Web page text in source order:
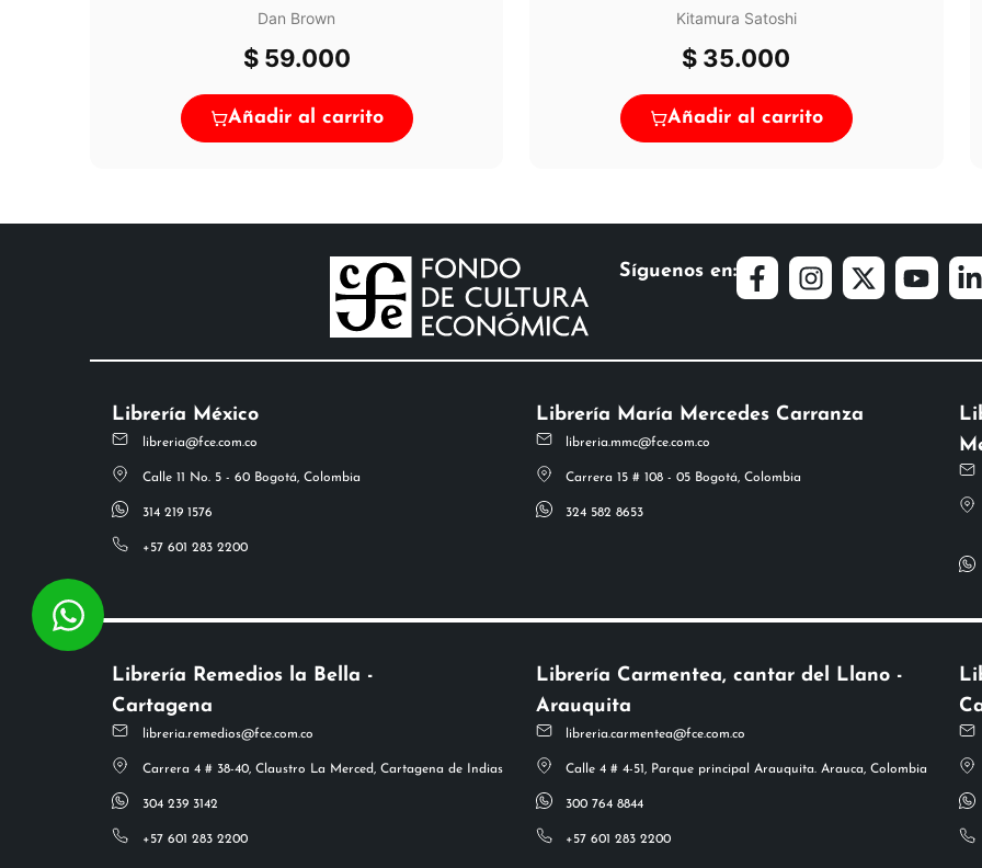
Dan Brown
$59.000
Añadir al carrito
Kitamura Satoshi
$ 35.000
Añadir al carrito
Síguenos en:
Librería México
libreria@fce.com.co
Calle 11 No. 5 - 60 Bogotá, Colombia
314 219 1576
+57 601 283 2200
Librería María Mercedes Carranza
libreria.mmc@fce.com.co
Carrera 15 # 108 - 05 Bogotá, Colombia
324 582 8653
Librería Remedios la Bella -
Cartagena
libreria.remedios@fce.com.co
Carrera 4 # 38-40, Claustro La Merced, Cartagena de Indias
304 239 3142
+57 601 283 2200
Librería Carmentea, cantar del Llano -
Arauquita
libreria.carmentea@fce.com.co
Calle 4 # 4-51, Parque principal Arauquita. Arauca, Colombia
300 764 8844
+57 601 283 2200